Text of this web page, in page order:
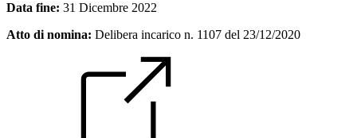
Data fine: 31 Dicembre 2022
Atto di nomina: Delibera incarico n. 1107 del 23/12/2020